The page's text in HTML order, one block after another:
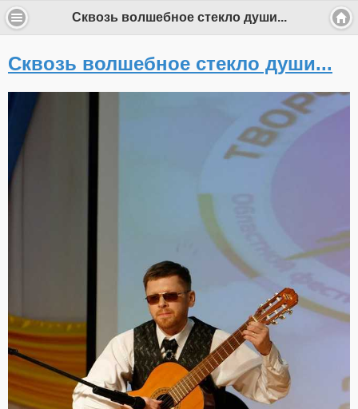
Сквозь волшебное стекло души...
Сквозь волшебное стекло души...